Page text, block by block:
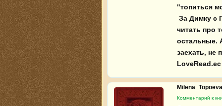
"топиться
читать про
остальные.
заехать, не
Комментарий к